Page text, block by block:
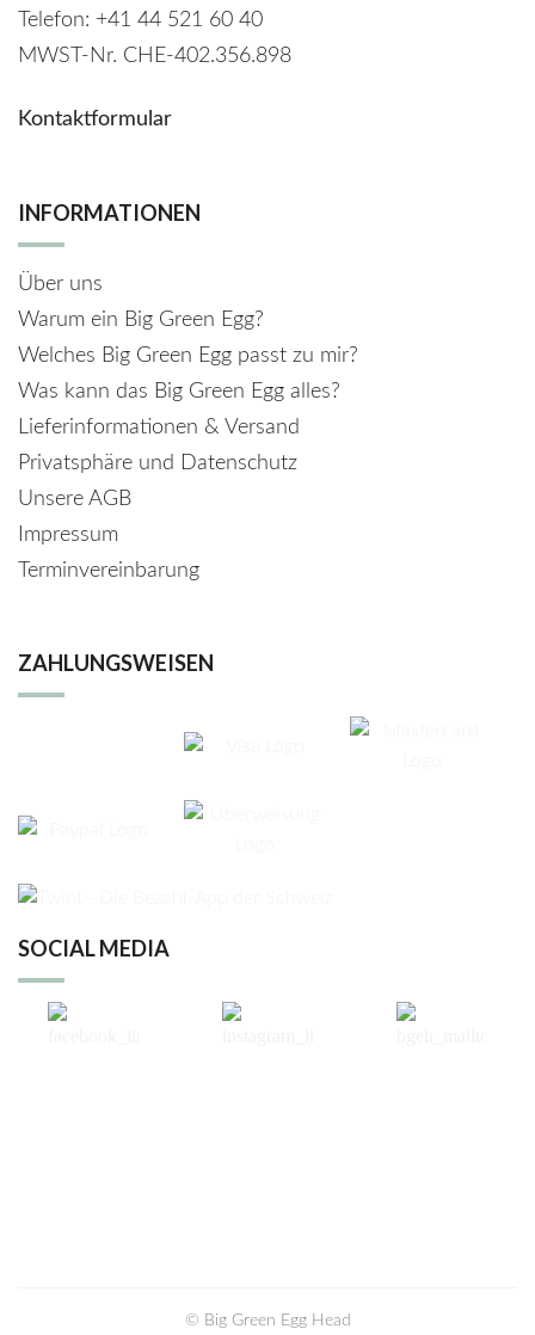
Telefon: +41 44 521 60 40
MWST-Nr. CHE-402.356.898
Kontaktformular
INFORMATIONEN
Über uns
Warum ein Big Green Egg?
Welches Big Green Egg passt zu mir?
Was kann das Big Green Egg alles?
Lieferinformationen & Versand
Privatsphäre und Datenschutz
Unsere AGB
Impressum
Terminvereinbarung
ZAHLUNGSWEISEN
SOCIAL MEDIA
© Big Green Egg Head